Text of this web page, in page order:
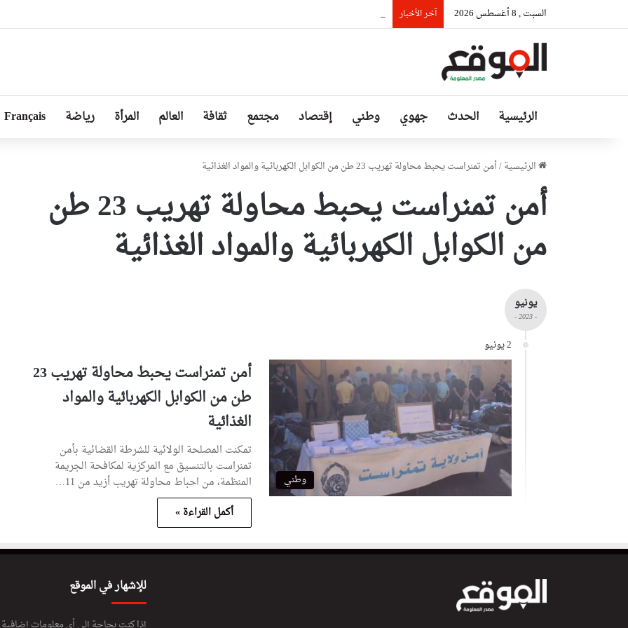
السبت , 8 أغسطس 2026 آخر الأخبار رئيس حكومة مالي: لا توجد أزمة مع الجزائر وهناك تقارب تام في وجهات النظر مع الرئيس تبون
الرئيسية الحدث جهوي وطني إقتصاد مجتمع ثقافة العالم المرأة رياضة Français
الرئيسية/أمن تمنراست يحبط محاولة تهريب 23 طن من الكوابل الكهربائية والمواد الغذائية
أمن تمنراست يحبط محاولة تهريب 23 طن
من الكوابل الكهربائية والمواد الغذائية
يونيو
- 2023 -
2 يونيو
وطني
أمن تمنراست يحبط محاولة تهريب 23
طن من الكوابل الكهربائية والمواد
الغذائية
تمكنت المصلحة الولائية للشرطة القضائية بأمن
تمنراست بالتنسيق مع المركزية لمكافحة الجريمة
المنظمة، من احباط محاولة تهريب أزيد من 11…
أكمل القراءة »
للإشهار في الموقع